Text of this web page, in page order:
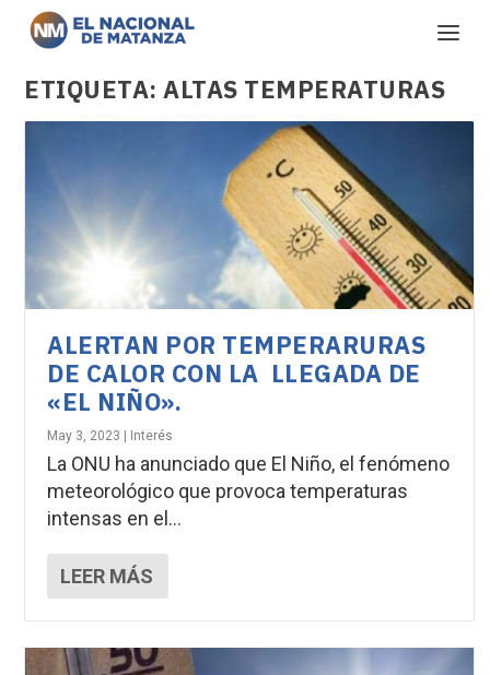
ETIQUETA:ALTAS TEMPERATURAS
ALERTAN POR TEMPERARURAS
DE CALOR CON LA LLEGADA DE
«EL NIÑO».
May 3, 2023 | Interés
La ONU ha anunciado que El Niño, el fenómeno
meteorológico que provoca temperaturas
intensas en el...
LEER MÁS